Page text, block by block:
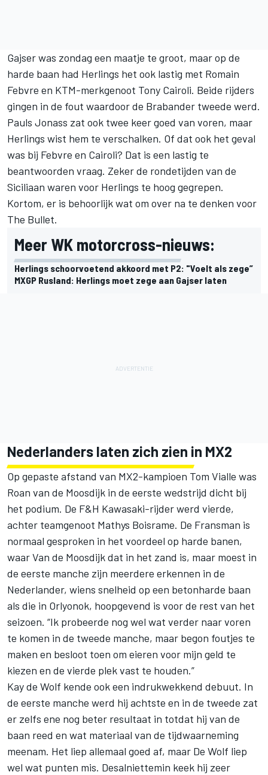
Gajser was zondag een maatje te groot, maar op de
harde baan had Herlings het ook lastig met Romain
Febvre en KTM-merkgenoot Tony Cairoli. Beide rijders
gingen in de fout waardoor de Brabander tweede werd.
Pauls Jonass zat ook twee keer goed van voren, maar
Herlings wist hem te verschalken. Of dat ook het geval
was bij Febvre en Cairoli? Dat is een lastig te
beantwoorden vraag. Zeker de rondetijden van de
Siciliaan waren voor Herlings te hoog gegrepen.
Kortom, er is behoorlijk wat om over na te denken voor
The Bullet.
Meer WK motorcross-nieuws:
Herlings schoorvoetend akkoord met P2: "Voelt als zege”
MXGP Rusland: Herlings moet zege aan Gajser laten
Nederlanders laten zich zien in MX2
Op gepaste afstand van MX2-kampioen Tom Vialle was
Roan van de Moosdijk in de eerste wedstrijd dicht bij
het podium. De F&H Kawasaki-rijder werd vierde,
achter teamgenoot Mathys Boisrame. De Fransman is
normaal gesproken in het voordeel op harde banen,
waar Van de Moosdijk dat in het zand is, maar moest in
de eerste manche zijn meerdere erkennen in de
Nederlander, wiens snelheid op een betonharde baan
als die in Orlyonok, hoopgevend is voor de rest van het
seizoen. “Ik probeerde nog wel wat verder naar voren
te komen in de tweede manche, maar begon foutjes te
maken en besloot toen om eieren voor mijn geld te
kiezen en de vierde plek vast te houden.”
Kay de Wolf kende ook een indrukwekkend debuut. In
de eerste manche werd hij achtste en in de tweede zat
er zelfs ene nog beter resultaat in totdat hij van de
baan reed en wat materiaal van de tijdwaarneming
meenam. Het liep allemaal goed af, maar De Wolf liep
wel wat punten mis. Desalniettemin keek hij zeer